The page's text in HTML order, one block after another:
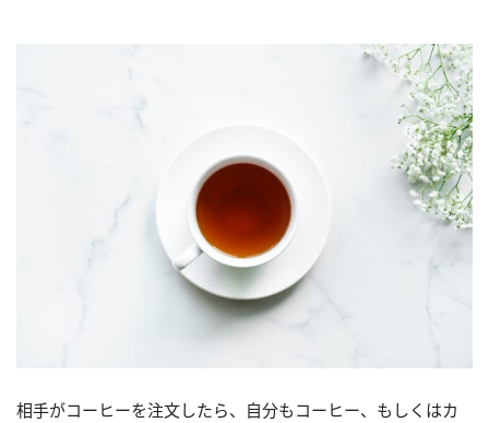
相手がコーヒーを注文したら、自分もコーヒー、もしくはカ